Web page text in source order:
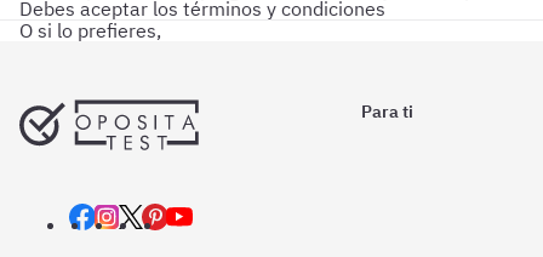
Debes aceptar los términos y condiciones
O si lo prefieres,
Para ti